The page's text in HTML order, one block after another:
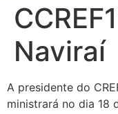
Naviraí
A presidente do
ministrará no dia 18